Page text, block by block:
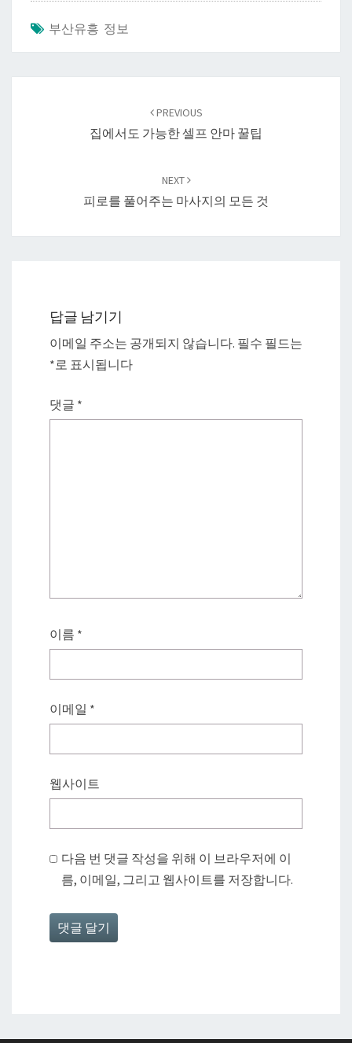
부산유흥 정보
PREVIOUS
집에서도 가능한 셀프 안마 꿀팁
NEXT
피로를 풀어주는 마사지의 모든 것
답글 남기기
이메일 주소는 공개되지 않습니다. 필수 필드는
*로 표시됩니다
댓글 *
이름 *
이메일 *
웹사이트
다음 번 댓글 작성을 위해 이 브라우저에 이
름, 이메일, 그리고 웹사이트를 저장합니다.